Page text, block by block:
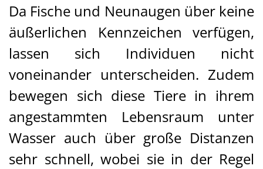
Da Fische und Neunaugen über keine
äußerlichen Kennzeichen verfügen,
lassen sich Individuen nicht
voneinander unterscheiden. Zudem
bewegen sich diese Tiere in ihrem
angestammten Lebensraum unter
Wasser auch über große Distanzen
sehr schnell, wobei sie in der Regel